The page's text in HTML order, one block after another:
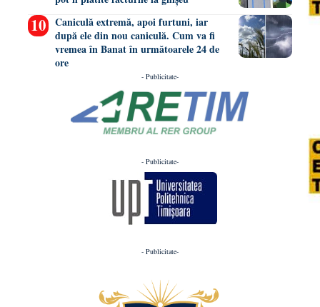
Caniculă extremă, apoi furtuni, iar
după ele din nou caniculă. Cum va fi
vremea în Banat în următoarele 24 de
ore
- Publicitate-
- Publicitate-
- Publicitate-